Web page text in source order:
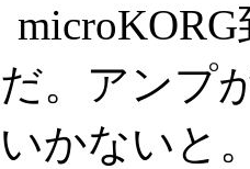
だ。アンプ
いかないと。